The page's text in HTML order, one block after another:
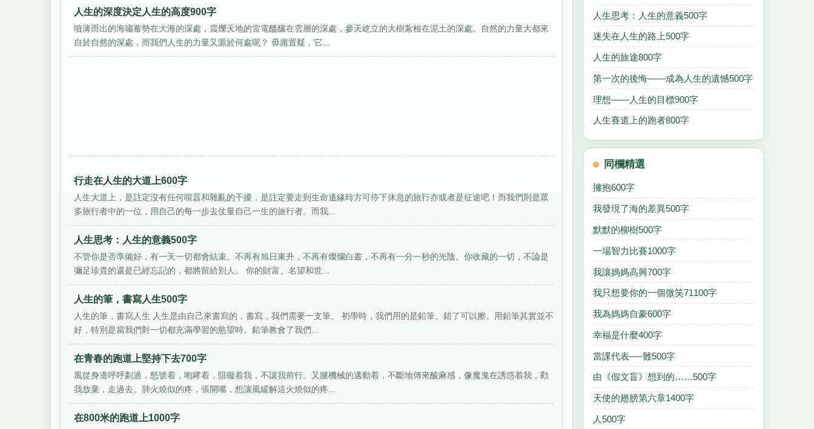
人生的深度決定人生的高度900字
噴薄而出的海嘯蓄勢在大海的深處，震爍天地的雷電醞釀在雲層的深處，參天屹立的大樹紮根在泥土的深處。自然的力量大都來
自於自然的深處，而我們人生的力量又源於何處呢？ 毋庸置疑，它...
行走在人生的大道上600字
人生大道上，是註定沒有任何喧囂和雜亂的干擾，是註定要走到生命邊緣時方可停下休息的旅行亦或者是征途吧！而我們則是眾
多旅行者中的一位，用自己的每一步去仗量自己一生的旅行者。而我...
人生思考：人生的意義500字
不管你是否準備好，有一天一切都會結束。不再有旭日東升，不再有燦爛白晝，不再有一分一秒的光陰。你收藏的一切，不論是
彌足珍貴的還是已經忘記的，都將留給別人。 你的財富、名望和世...
人生的筆，書寫人生500字
人生的筆，書寫人生 人生是由自己來書寫的，書寫，我們需要一支筆。 初學時，我們用的是鉛筆。錯了可以擦。用鉛筆其實並不
好，特別是當我們對一切都充滿學習的慾望時。鉛筆教會了我們...
在青春的跑道上堅持下去700字
風從身邊呼呼劃過，怒號着，咆哮着，阻礙着我，不讓我前行。又腿機械的邁動着，不斷地傳來酸麻感，像魔鬼在誘惑着我，勸
我放棄，走過去。肺火燒似的疼，張開嘴，想讓風緩解這火燒似的疼...
在800米的跑道上1000字
人生思考：人生的意義500字
迷失在人生的路上500字
人生的旅途800字
第一次的後悔——成為人生的遺憾500字
理想——人生的目標900字
人生賽道上的跑者800字
同欄精選
擁抱600字
我發現了海的差異500字
默默的柳樹500字
一場智力比賽1000字
我讓媽媽高興700字
我只想要你的一個微笑71100字
我為媽媽自豪600字
幸福是什麼400字
當課代表──難500字
由《假文盲》想到的……500字
天使的翅膀第六章1400字
人500字